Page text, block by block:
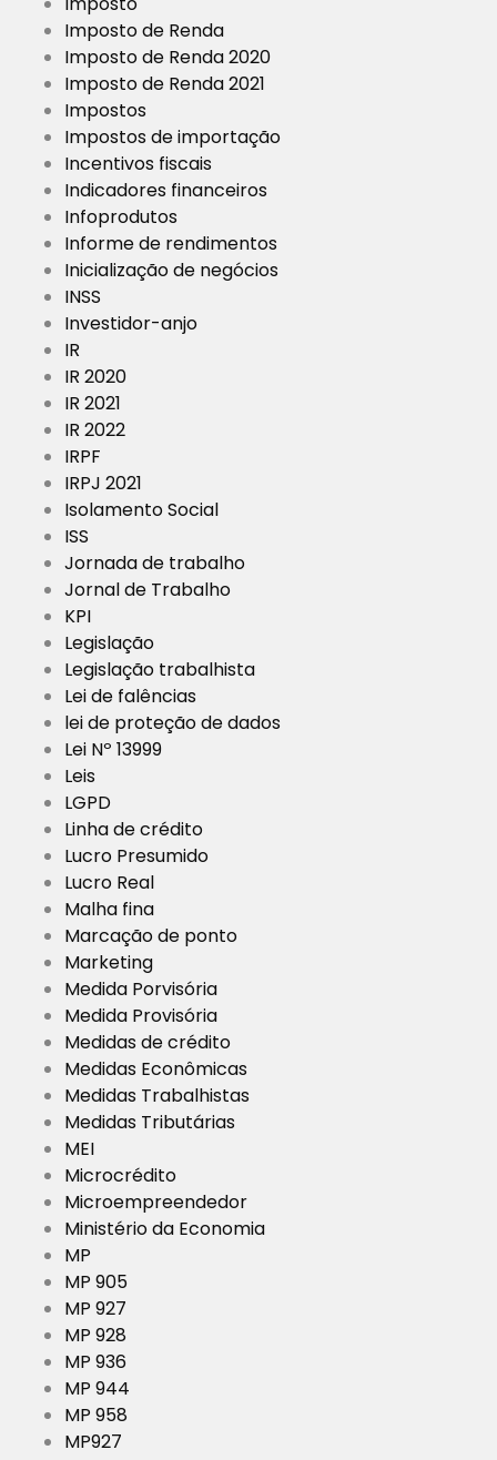
Imposto de Renda
Imposto de Renda 2020
Imposto de Renda 2021
Impostos
Impostos de importação
Incentivos fiscais
Indicadores financeiros
Infoprodutos
Informe de rendimentos
Inicialização de negócios
INSS
Investidor-anjo
IR
IR 2020
IR 2021
IR 2022
IRPF
IRPJ 2021
Isolamento Social
ISS
Jornada de trabalho
Jornal de Trabalho
KPI
Legislação
Legislação trabalhista
Lei de falências
lei de proteção de dados
Lei Nº 13999
Leis
LGPD
Linha de crédito
Lucro Presumido
Lucro Real
Malha fina
Marcação de ponto
Marketing
Medida Porvisória
Medida Provisória
Medidas de crédito
Medidas Econômicas
Medidas Trabalhistas
Medidas Tributárias
MEI
Microcrédito
Microempreendedor
Ministério da Economia
MP
MP 905
MP 927
MP 928
MP 936
MP 944
MP 958
MP927